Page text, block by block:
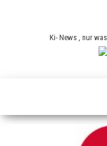
Ki- News , nur